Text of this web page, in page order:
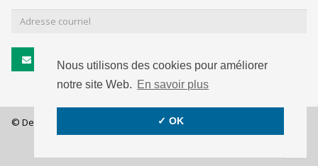
Nous utilisons des cookies pour améliorer
notre site Web. En savoir plus
✓ OK
S'abonner
© De Witte S.A. - 2026 - All rights reserved